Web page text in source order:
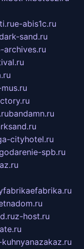
e-abis1c.ru
sand.ru
archives.ru
mus.ru
bandamn.ru
cityhotel.ru
spb.ru
z-host.ru